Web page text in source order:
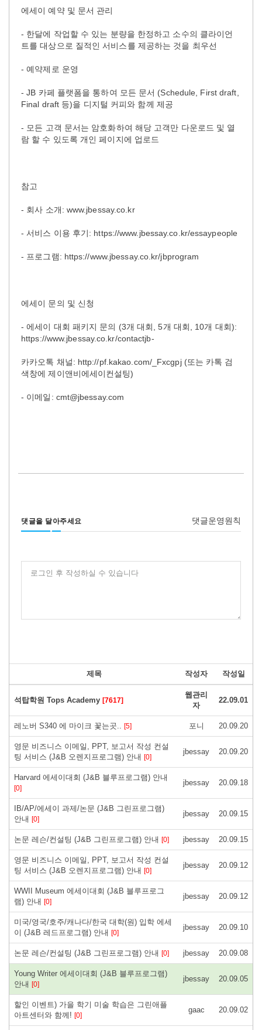
에세이 예약 및 문서 관리
- 한달에 작업할 수 있는 분량을 한정하고 소수의 클라이언
트를 대상으로 질적인 서비스를 제공하는 것을 최우선
- 예약제로 운영
- JB 카페 플랫폼을 통하여 모든 문서 (Schedule, First draft,
Final draft 등)을 디지털 커피와 함께 제공
- 모든 고객 문서는 암호화하여 해당 고객만 다운로드 및 열
람 할 수 있도록 개인 페이지에 업로드
참고
- 회사 소개: www.jbessay.co.kr
- 서비스 이용 후기: https://www.jbessay.co.kr/essaypeople
- 프로그램: https://www.jbessay.co.kr/jbprogram
에세이 문의 및 신청
- 에세이 대회 패키지 문의 (3개 대회, 5개 대회, 10개 대회):
https://www.jbessay.co.kr/contactjb-
카카오톡 채널: http://pf.kakao.com/_Fxcgpj (또는 카톡 검
색창에 제이앤비에세이컨설팅)
- 이메일: cmt@jbessay.com
댓글을 달아주세요 댓글운영원칙
로그인 후 작성하실 수 있습니다
제목 작성자 작성일
석탑학원 Tops Academy [7617]
웹관리
자
22.09.01
레노버 S340 에 마이크 꽃는곳.. [5] 포니 20.09.20
영문 비즈니스 이메일, PPT, 보고서 작성 컨설
팅 서비스 (J&B 오렌지프로그램) 안내 [0]
jbessay 20.09.20
Harvard 에세이대회 (J&B 블루프로그램) 안내
[0]
jbessay 20.09.18
IB/AP/에세이 과제/논문 (J&B 그린프로그램)
안내 [0]
jbessay 20.09.15
논문 레슨/컨설팅 (J&B 그린프로그램) 안내 [0] jbessay 20.09.15
영문 비즈니스 이메일, PPT, 보고서 작성 컨설
팅 서비스 (J&B 오렌지프로그램) 안내 [0]
jbessay 20.09.12
WWII Museum 에세이대회 (J&B 블루프로그
램) 안내 [0]
jbessay 20.09.12
미국/영국/호주/캐나다/한국 대학(원) 입학 에세
이 (J&B 레드프로그램) 안내 [0]
jbessay 20.09.10
논문 레슨/컨설팅 (J&B 그린프로그램) 안내 [0] jbessay 20.09.08
Young Writer 에세이대회 (J&B 블루프로그램)
안내 [0]
jbessay 20.09.05
할인 이벤트) 가을 학기 미술 학습은 그린애플
아트센터와 함께! [0]
gaac 20.09.02